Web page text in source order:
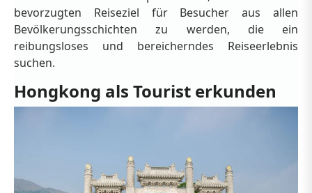
bevorzugten Reiseziel für Besucher aus allen
Bevölkerungsschichten zu werden, die ein
reibungsloses und bereicherndes Reiseerlebnis
suchen.
Hongkong als Tourist erkunden